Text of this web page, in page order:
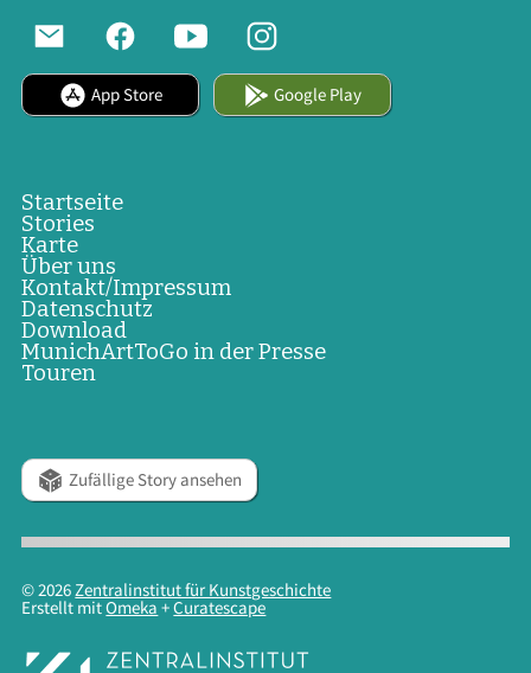
App Store Google Play
Startseite
Stories
Karte
Über uns
Kontakt/Impressum
Datenschutz
Download
MunichArtToGo in der Presse
Touren
Zufällige Story ansehen
© 2026 Zentralinstitut für Kunstgeschichte
Erstellt mitOmeka +Curatescape